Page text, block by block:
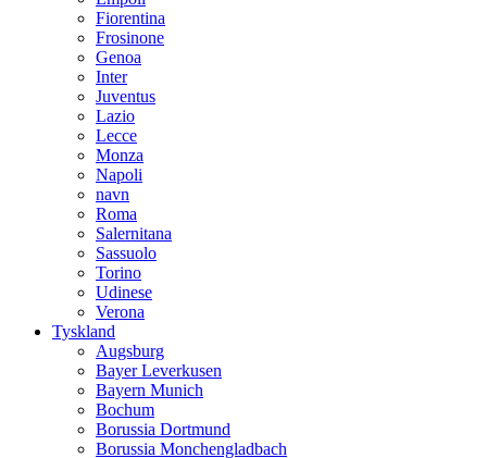
Fiorentina
Frosinone
Genoa
Inter
Juventus
Lazio
Lecce
Monza
Napoli
navn
Roma
Salernitana
Sassuolo
Torino
Udinese
Verona
Tyskland
Augsburg
Bayer Leverkusen
Bayern Munich
Bochum
Borussia Dortmund
Borussia Monchengladbach